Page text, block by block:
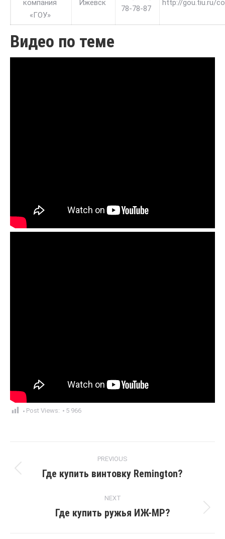
компания
«ГОУ»
Ижевск
78-78-87
http://gou.tiu.ru/
Видео по теме
Post Views: 5 966
navigation
PREVIOUS
Previous
Где купить винтовку Remington?
NEXT
Next
Где купить ружья ИЖ-МР?